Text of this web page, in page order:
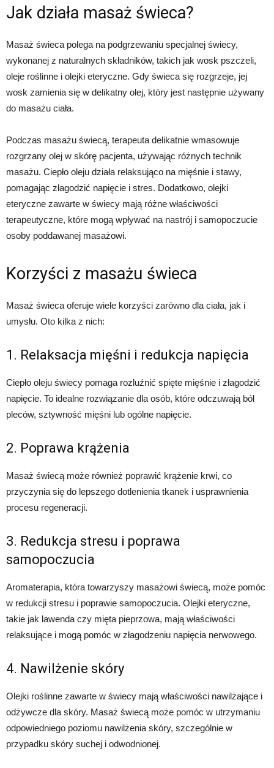
Jak działa masaż świeca?
Masaż świeca polega na podgrzewaniu specjalnej świecy,
wykonanej z naturalnych składników, takich jak wosk pszczeli,
oleje roślinne i olejki eteryczne. Gdy świeca się rozgrzeje, jej
wosk zamienia się w delikatny olej, który jest następnie używany
do masażu ciała.
Podczas masażu świecą, terapeuta delikatnie wmasowuje
rozgrzany olej w skórę pacjenta, używając różnych technik
masażu. Ciepło oleju działa relaksująco na mięśnie i stawy,
pomagając złagodzić napięcie i stres. Dodatkowo, olejki
eteryczne zawarte w świecy mają różne właściwości
terapeutyczne, które mogą wpływać na nastrój i samopoczucie
osoby poddawanej masażowi.
Korzyści z masażu świeca
Masaż świeca oferuje wiele korzyści zarówno dla ciała, jak i
umysłu. Oto kilka z nich:
1. Relaksacja mięśni i redukcja napięcia
Ciepło oleju świecy pomaga rozluźnić spięte mięśnie i złagodzić
napięcie. To idealne rozwiązanie dla osób, które odczuwają ból
pleców, sztywność mięśni lub ogólne napięcie.
2. Poprawa krążenia
Masaż świecą może również poprawić krążenie krwi, co
przyczynia się do lepszego dotlenienia tkanek i usprawnienia
procesu regeneracji.
3. Redukcja stresu i poprawa
samopoczucia
Aromaterapia, która towarzyszy masażowi świecą, może pomóc
w redukcji stresu i poprawie samopoczucia. Olejki eteryczne,
takie jak lawenda czy mięta pieprzowa, mają właściwości
relaksujące i mogą pomóc w złagodzeniu napięcia nerwowego.
4. Nawilżenie skóry
Olejki roślinne zawarte w świecy mają właściwości nawilżające i
odżywcze dla skóry. Masaż świecą może pomóc w utrzymaniu
odpowiedniego poziomu nawilżenia skóry, szczególnie w
przypadku skóry suchej i odwodnionej.